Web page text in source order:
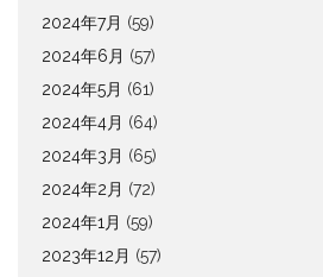
2024年7月 (59)
2024年6月 (57)
2024年5月 (61)
2024年4月 (64)
2024年3月 (65)
2024年2月 (72)
2024年1月 (59)
2023年12月 (57)